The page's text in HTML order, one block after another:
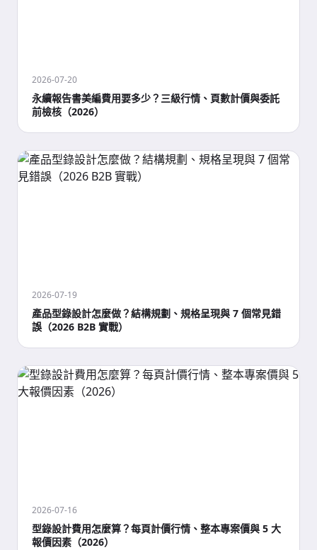
2026-07-20
永續報告書美編費用要多少？三級行情、頁數計價與委託
前檢核（2026）
2026-07-19
產品型錄設計怎麼做？結構規劃、規格呈現與 7 個常見錯
誤（2026 B2B 實戰）
2026-07-16
型錄設計費用怎麼算？每頁計價行情、整本專案價與 5 大
報價因素（2026）